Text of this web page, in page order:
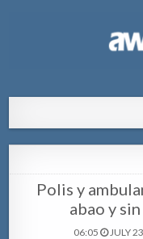
Polis y
abao y
06:05 JULY